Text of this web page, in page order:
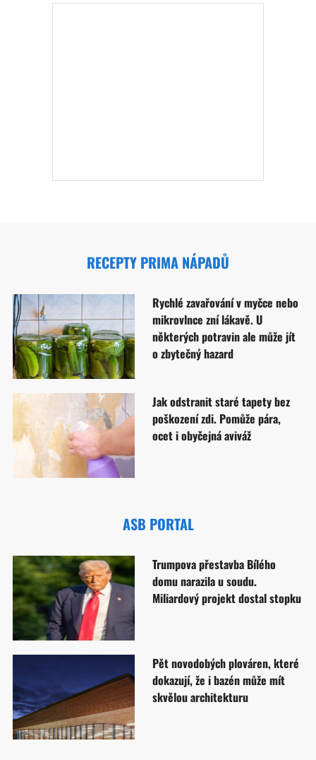
RECEPTY PRIMA NÁPADŮ
Rychlé zavařování v myčce nebo
mikrovlnce zní lákavě. U
některých potravin ale může jít
o zbytečný hazard
Jak odstranit staré tapety bez
poškození zdi. Pomůže pára,
ocet i obyčejná aviváž
ASB PORTAL
Trumpova přestavba Bílého
domu narazila u soudu.
Miliardový projekt dostal stopku
Pět novodobých plováren, které
dokazují, že i bazén může mít
skvělou architekturu